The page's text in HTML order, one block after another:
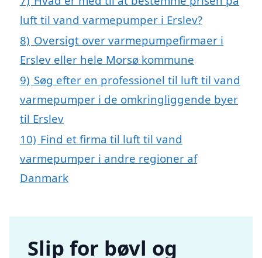
luft til vand varmepumper i Erslev?
8) Oversigt over varmepumpefirmaer i
Erslev eller hele Morsø kommune
9) Søg efter en professionel til luft til vand
varmepumper i de omkringliggende byer
til Erslev
10) Find et firma til luft til vand
varmepumper i andre regioner af
Danmark
Slip for bøvl og